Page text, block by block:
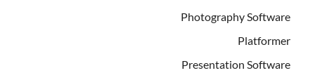
Photography Software
Platformer
Presentation Software